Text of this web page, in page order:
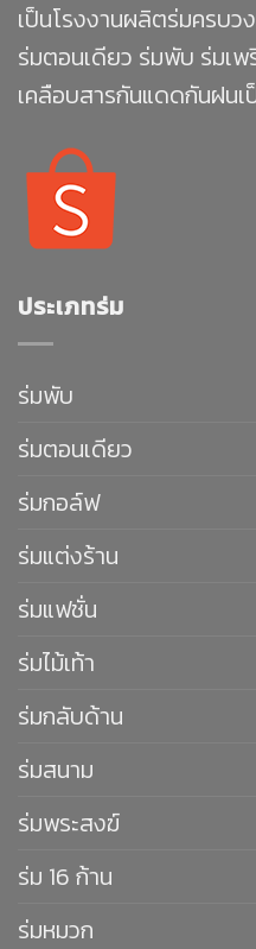
เป็นโรงงานผลิตร่มครบ
ร่มตอนเดียว ร่มพับ ร่มเพ
เคลือบสารกันแดดกันฝน
ประเภทร่ม
ร่มพับ
ร่มตอนเดียว
ร่มกอล์ฟ
ร่มแต่งร้าน
ร่มแฟชั่น
ร่มไม้เท้า
ร่มกลับด้าน
ร่มสนาม
ร่มพระสงฆ์
ร่ม 16 ก้าน
ร่มหมวก